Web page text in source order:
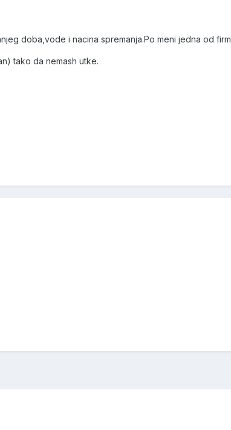
doba,vode i nacina spremanja.Po meni jedna od
tako da nemash utke.